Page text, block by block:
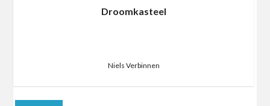
Droomkasteel
Niels Verbinnen